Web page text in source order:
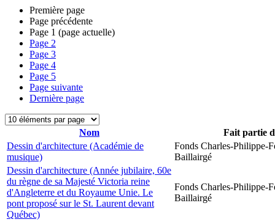
Première page
Page précédente
Page 1 (page actuelle)
Page 2
Page 3
Page 4
Page 5
Page suivante
Dernière page
Nom
Fait partie
Dessin d'architecture (Académie de
musique)
Fonds Charles-Philippe-
Baillairgé
Dessin d'architecture (Année jubilaire, 60e
du règne de sa Majesté Victoria reine
d'Angleterre et du Royaume Unie. Le
pont proposé sur le St. Laurent devant
Québec)
Fonds Charles-Philippe-
Baillairgé